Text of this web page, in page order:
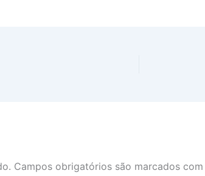
Campos obrigatórios são marcados com